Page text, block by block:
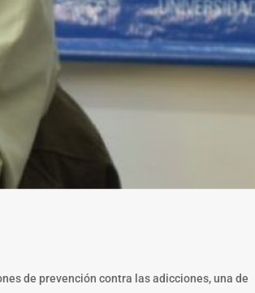
de prevención contra las adicciones, una de